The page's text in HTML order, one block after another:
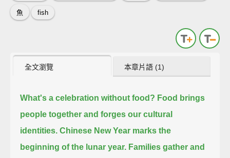
魚 fish
全文瀏覽 本章片語 (1)
What's a celebration without food? Food brings
people together and forges our cultural
identities. Chinese New Year marks the
beginning of the lunar year. Families gather and